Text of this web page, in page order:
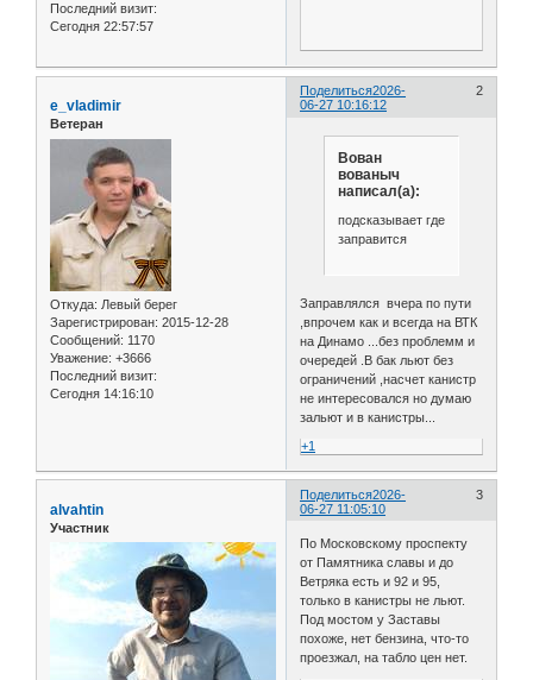
Последний визит:
Сегодня 22:57:57
Поделиться 2
2026-
06-27 10:16:12
e_vladimir
Ветеран
Откуда: Левый берег
Зарегистрирован: 2015-12-28
Сообщений: 1170
Уважение: +3666
Последний визит:
Сегодня 14:16:10
Вован
вованыч
написал(а):
подсказывает где
заправится
Заправлялся вчера по пути
,впрочем как и всегда на ВТК
на Динамо ...без проблемм и
очередей .В бак льют без
ограничений ,насчет канистр
не интересовался но думаю
зальют и в канистры...
+1
Поделиться 3
2026-
06-27 11:05:10
alvahtin
Участник
По Московскому проспекту
от Памятника славы и до
Ветряка есть и 92 и 95,
только в канистры не льют.
Под мостом у Заставы
похоже, нет бензина, что-то
проезжал, на табло цен нет.